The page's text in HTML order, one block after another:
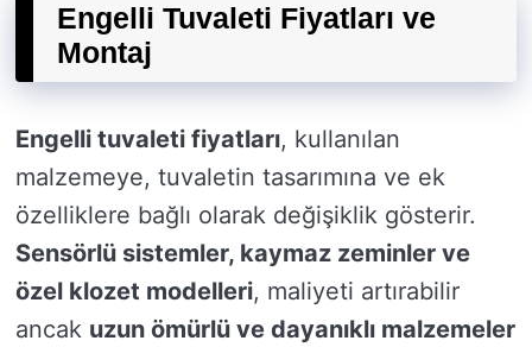
Engelli Tuvaleti Fiyatları ve
Montaj
Engelli tuvaleti fiyatları, kullanılan
malzemeye, tuvaletin tasarımına ve ek
özelliklere bağlı olarak değişiklik gösterir.
Sensörlü sistemler, kaymaz zeminler ve
özel klozet modelleri, maliyeti artırabilir
ancak uzun ömürlü ve dayanıklı malzemeler